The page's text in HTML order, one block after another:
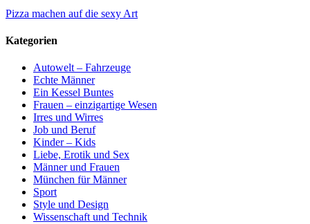
Pizza machen auf die sexy Art
Kategorien
Autowelt – Fahrzeuge
Echte Männer
Ein Kessel Buntes
Frauen – einzigartige Wesen
Irres und Wirres
Job und Beruf
Kinder – Kids
Liebe, Erotik und Sex
Männer und Frauen
München für Männer
Sport
Style und Design
Wissenschaft und Technik